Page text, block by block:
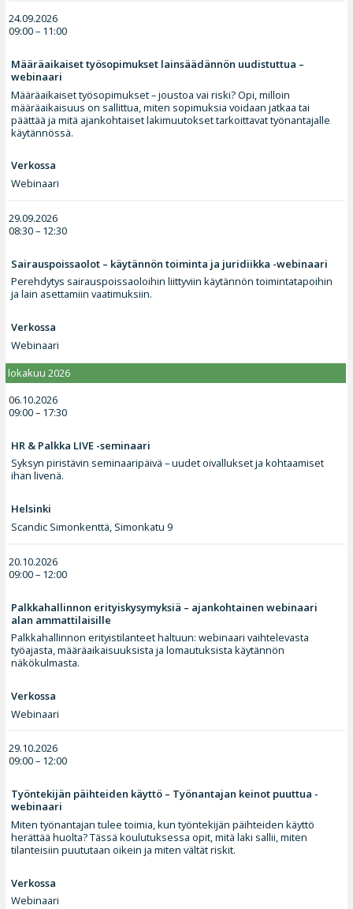
24.09.2026
09:00 – 11:00
Määräaikaiset työsopimukset lainsäädännön uudistuttua –
webinaari
Määräaikaiset työsopimukset – joustoa vai riski? Opi, milloin
määräaikaisuus on sallittua, miten sopimuksia voidaan jatkaa tai
päättää ja mitä ajankohtaiset lakimuutokset tarkoittavat työnantajalle
käytännössä.
Verkossa
Webinaari
29.09.2026
08:30 – 12:30
Sairauspoissaolot – käytännön toiminta ja juridiikka -webinaari
Perehdytys sairauspoissaoloihin liittyviin käytännön toimintatapoihin
ja lain asettamiin vaatimuksiin.
Verkossa
Webinaari
lokakuu 2026
06.10.2026
09:00 – 17:30
HR & Palkka LIVE -seminaari
Syksyn piristävin seminaaripäivä – uudet oivallukset ja kohtaamiset
ihan livenä.
Helsinki
Scandic Simonkenttä, Simonkatu 9
20.10.2026
09:00 – 12:00
Palkkahallinnon erityiskysymyksiä – ajankohtainen webinaari
alan ammattilaisille
Palkkahallinnon erityistilanteet haltuun: webinaari vaihtelevasta
työajasta, määräaikaisuuksista ja lomautuksista käytännön
näkökulmasta.
Verkossa
Webinaari
29.10.2026
09:00 – 12:00
Työntekijän päihteiden käyttö – Työnantajan keinot puuttua -
webinaari
Miten työnantajan tulee toimia, kun työntekijän päihteiden käyttö
herättää huolta? Tässä koulutuksessa opit, mitä laki sallii, miten
tilanteisiin puututaan oikein ja miten vältät riskit.
Verkossa
Webinaari